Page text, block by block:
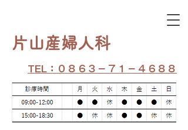
​片山産婦人科
TEL：０８６３－７１－４６８８